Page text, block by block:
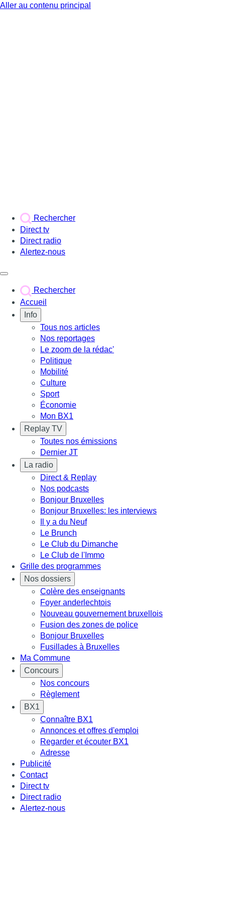
Aller au contenu principal
Rechercher
Direct tv
Direct radio
Alertez-nous
Rechercher
Accueil
Info
Tous nos articles
Nos reportages
Le zoom de la rédac'
Politique
Mobilité
Culture
Sport
Économie
Mon BX1
Replay TV
Toutes nos émissions
Dernier JT
La radio
Direct & Replay
Nos podcasts
Bonjour Bruxelles
Bonjour Bruxelles: les interviews
Il y a du Neuf
Le Brunch
Le Club du Dimanche
Le Club de l'Immo
Grille des programmes
Nos dossiers
Colère des enseignants
Foyer anderlechtois
Nouveau gouvernement bruxellois
Fusion des zones de police
Bonjour Bruxelles
Fusillades à Bruxelles
Ma Commune
Concours
Nos concours
Règlement
BX1
Connaître BX1
Annonces et offres d'emploi
Regarder et écouter BX1
Adresse
Publicité
Contact
Direct tv
Direct radio
Alertez-nous